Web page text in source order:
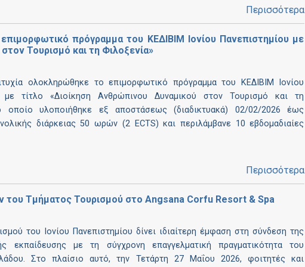
Περισσότερα
πρόγραμμα του ΚΕΔΙΒΙΜ Ιονίου Πανεπιστημίου με
Τουρισμό και τη Φιλοξενία»
ολοκληρώθηκε το επιμορφωτικό πρόγραμμα του ΚΕΔΙΒΙΜ Ιονίου
με τίτλο «Διοίκηση Ανθρώπινου Δυναμικού στον Τουρισμό και τη
οποίο υλοποιήθηκε εξ αποστάσεως (διαδικτυακά) 02/02/2026 έως
διάρκειας 50 ωρών (2 ECTS) και περιλάμβανε 10 εβδομαδιαίες
Περισσότερα
του Τμήματος Τουρισμού στο Angsana Corfu Resort & Spa
του Ιονίου Πανεπιστημίου δίνει ιδιαίτερη έμφαση στη σύνδεση της
εκπαίδευσης με τη σύγχρονη επαγγελματική πραγματικότητα του
Στο πλαίσιο αυτό, την Τετάρτη 27 Μαΐου 2026, φοιτητές και